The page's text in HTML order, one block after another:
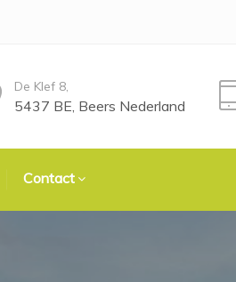
De Klef 8,
5437 BE, Beers Nederland
Contact